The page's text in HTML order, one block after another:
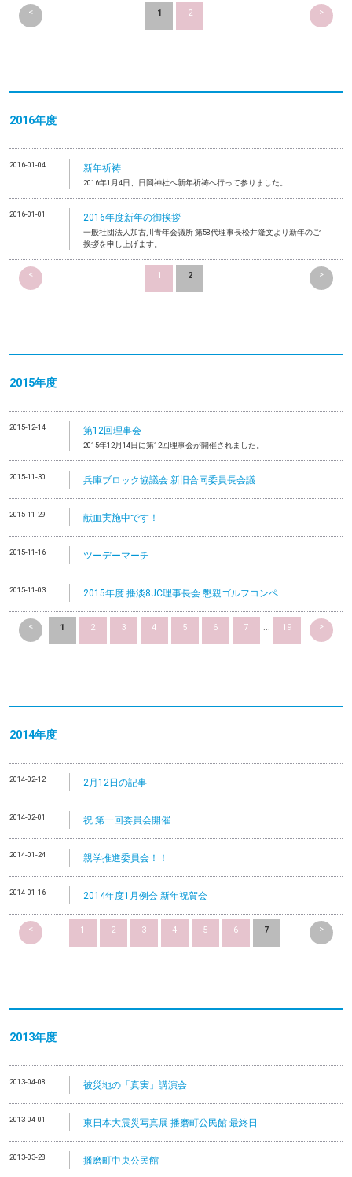
< 1 2 >
2016年度
2016-01-04 新年祈祷
2016年1月4日、日岡神社へ新年祈祷へ行って参りました。
2016-01-01 2016年度新年の御挨拶
一般社団法人加古川青年会議所 第58代理事長松井隆文より新年のご
挨拶を申し上げます。
< 1 2 >
2015年度
2015-12-14 第12回理事会
2015年12月14日に第12回理事会が開催されました。
2015-11-30 兵庫ブロック協議会 新旧合同委員長会議
2015-11-29 献血実施中です！
2015-11-16 ツーデーマーチ
2015-11-03 2015年度 播淡8JC理事長会 懇親ゴルフコンペ
< 1 2 3 4 5 6 7 ... 19 >
2014年度
2014-02-12 2月12日の記事
2014-02-01 祝 第一回委員会開催
2014-01-24 親学推進委員会！！
2014-01-16 2014年度1月例会 新年祝賀会
< 1 2 3 4 5 6 7 >
2013年度
2013-04-08 被災地の「真実」講演会
2013-04-01 東日本大震災写真展 播磨町公民館 最終日
2013-03-28 播磨町中央公民館